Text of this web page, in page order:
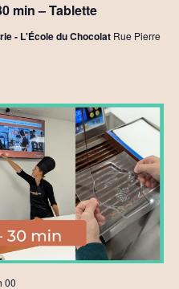
min – Tablette
- L'École du Chocolat Rue Pierre
00